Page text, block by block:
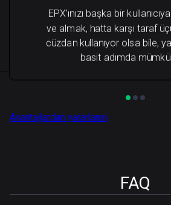
EPX'ınızı başka bir
ve almak, hatta karşı taraf
cüzdan kullanıyor olsa bile,
basit adımda
Avantajlardan yararlanın
FAQ